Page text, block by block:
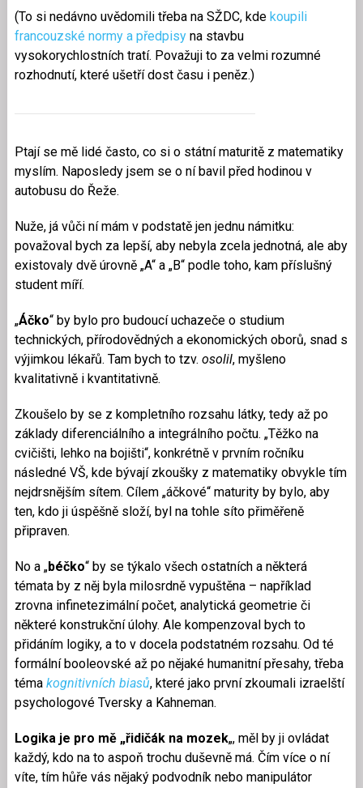
(To si nedávno uvědomili třeba na SŽDC, kde koupili
francouzské normy a předpisyna stavbu
vysokorychlostních tratí. Považuji to za velmi rozumné
rozhodnutí, které ušetří dost času i peněz.)
Ptají se mě lidé často, co si o státní maturitě z matematiky
myslím. Naposledy jsem se o ní bavil před hodinou v
autobusu do Řeže.
Nuže, já vůči ní mám v podstatě jen jednu námitku:
považoval bych za lepší, aby nebyla zcela jednotná, ale aby
existovaly dvě úrovně „A“ a „B“ podle toho, kam příslušný
student míří.
„Áčko“ by bylo pro budoucí uchazeče o studium
technických, přírodovědných a ekonomických oborů, snad s
výjimkou lékařů. Tam bych to tzv. osolil, myšleno
kvalitativně i kvantitativně.
Zkoušelo by se z kompletního rozsahu látky, tedy až po
základy diferenciálního a integrálního počtu. „Těžko na
cvičišti, lehko na bojišti“, konkrétně v prvním ročníku
následné VŠ, kde bývají zkoušky z matematiky obvykle tím
nejdrsnějším sítem. Cílem „áčkové“ maturity by bylo, aby
ten, kdo ji úspěšně složí, byl na tohle síto přiměřeně
připraven.
No a „béčko“ by se týkalo všech ostatních a některá
témata by z něj byla milosrdně vypuštěna – například
zrovna infinetezimální počet, analytická geometrie či
některé konstrukční úlohy. Ale kompenzoval bych to
přidáním logiky, a to v docela podstatném rozsahu. Od té
formální booleovské až po nějaké humanitní přesahy, třeba
téma kognitivních biasů, které jako první zkoumali izraelští
psychologové Tversky a Kahneman.
Logika je pro mě „řidičák na mozek„, měl by ji ovládat
každý, kdo na to aspoň trochu duševně má. Čím více o ní
víte, tím hůře vás nějaký podvodník nebo manipulátor